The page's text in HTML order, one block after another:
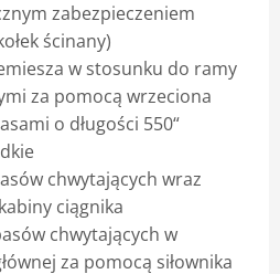
zabezpieczeniem
ścinany)
w stosunku do ramy
za pomocą wrzeciona
o długości 550“
chwytających wraz
ciągnika
chwytających w
za pomocą siłownika